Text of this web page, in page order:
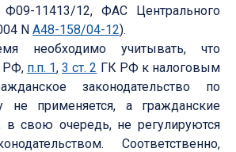
11413/12, ФАС Центрального
N А48-158/04-12).
необходимо учитывать, что
РФ, п.п. 1,3 ст. 2 ГК РФ к налоговым
законодательство по
не применяется, а гражданские
в свою очередь, не регулируются
Соответственно,